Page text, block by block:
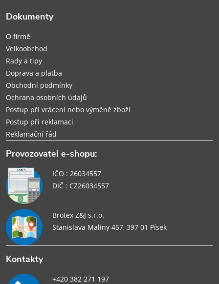
Dokumenty
O firmě
Velkoobchod
Rady a tipy
Doprava a platba
Obchodní podmínky
Ochrana osobních údajů
Postup při vrácení nebo výměně zboží
Postup při reklamaci
Reklamační řád
Provozovatel e-shopu:
IČO : 26034557
DIČ : CZ26034557
Brotex Z&J s.r.o.
Stanislava Maliny 457, 397 01 Písek
Kontakty
+420 382 271 197